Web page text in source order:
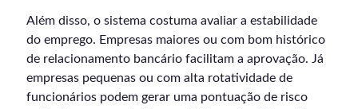
Além disso, o sistema costuma avaliar a estabilidade
do emprego. Empresas maiores ou com bom histórico
de relacionamento bancário facilitam a aprovação. Já
empresas pequenas ou com alta rotatividade de
funcionários podem gerar uma pontuação de risco